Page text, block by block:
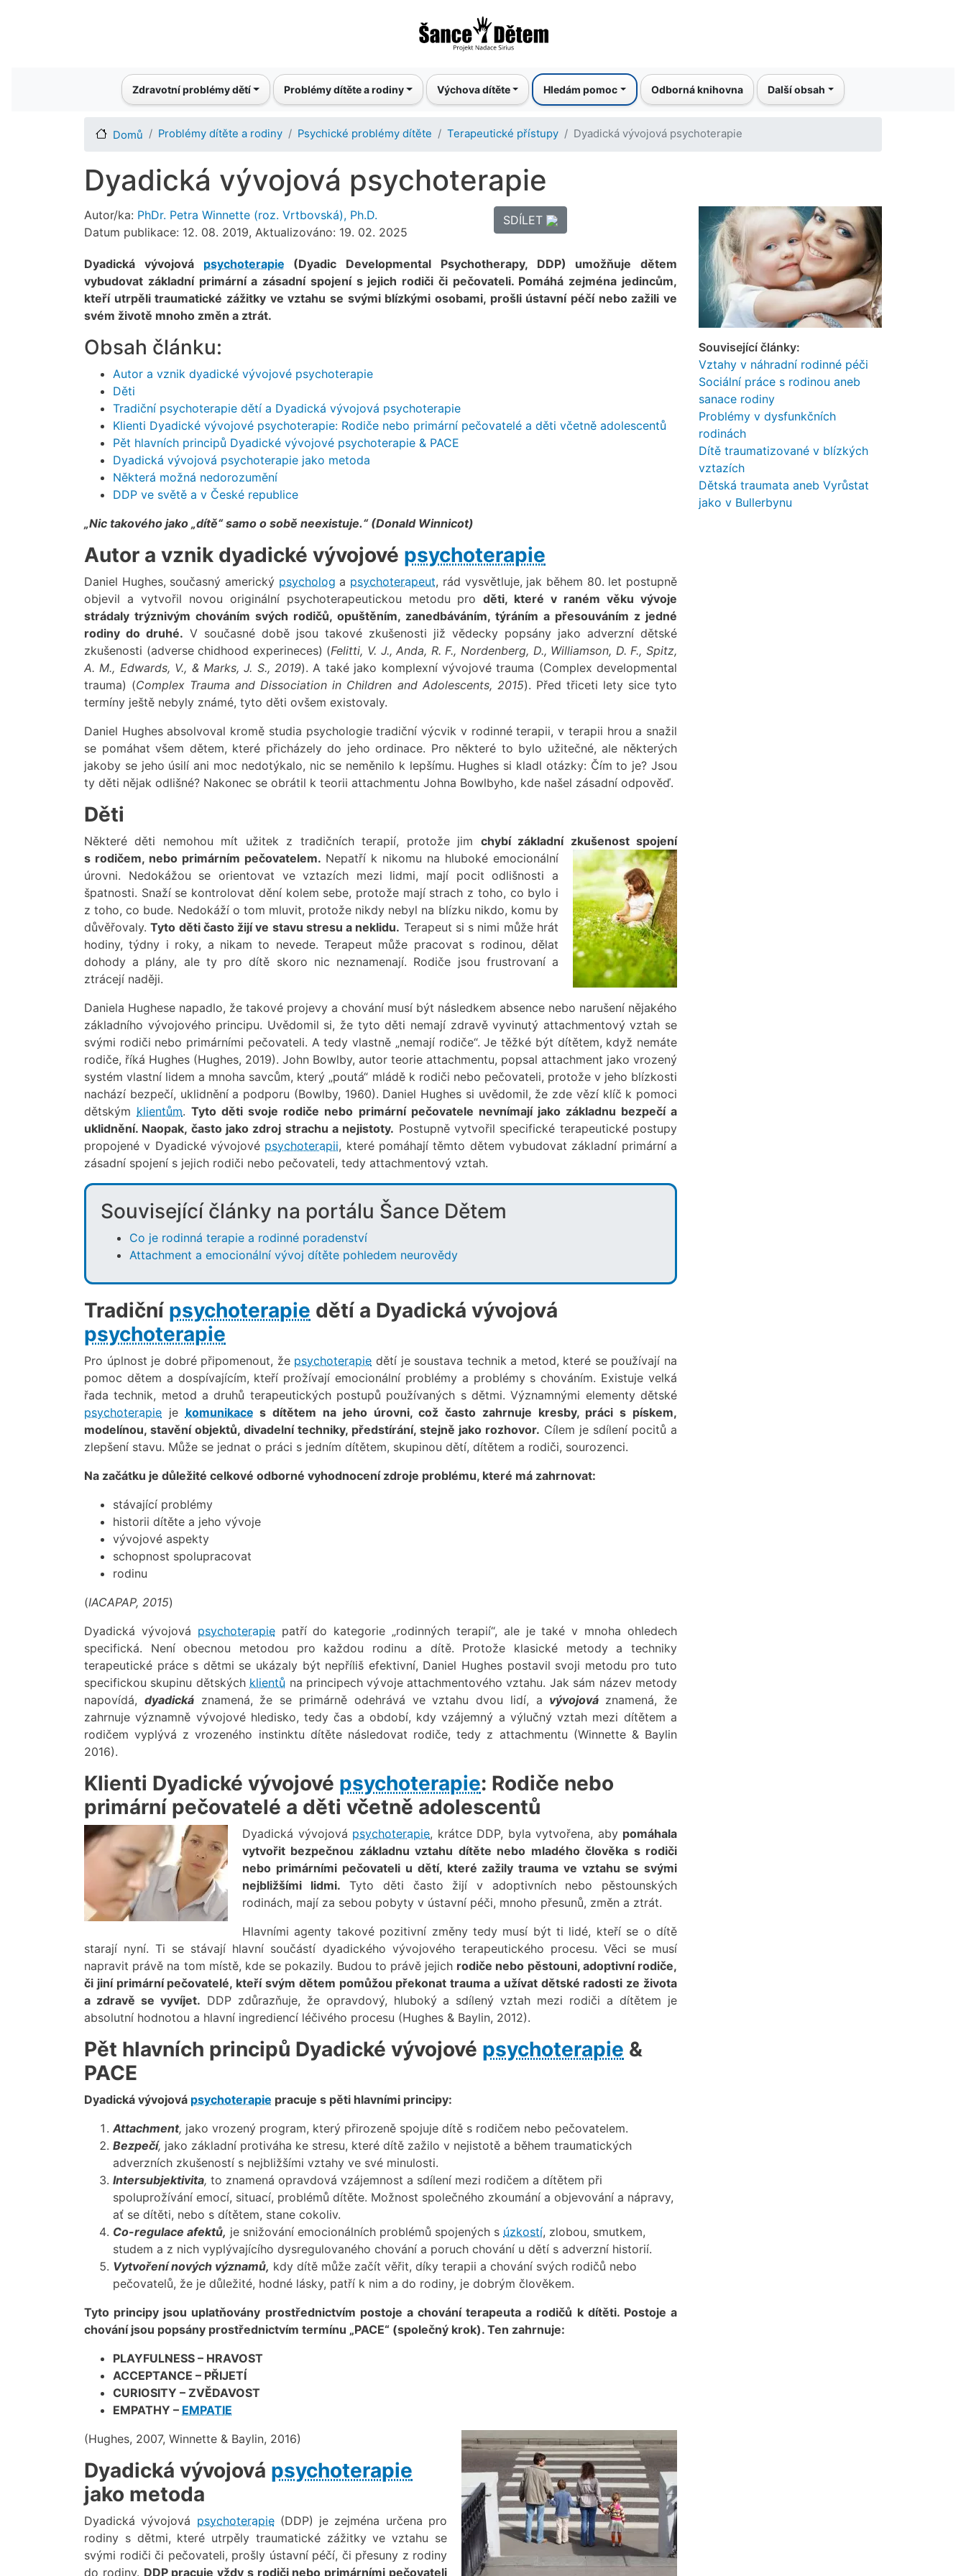
k
hlavnímu
Main navigationZdravotní problémy dětí Problémy dítěte a rodiny Výchova dítěte Hledám pomoc Odborná knihovna Další obsah
Domů Problémy dítěte a rodiny Psychické problémy dítěte Terapeutické přístupy Dyadická vývojová psychoterapie
Dyadická vývojová psychoterapie
Autor/ka: PhDr. Petra Winnette (roz. Vrtbovská), Ph.D.
Datum publikace: 12. 08. 2019, Aktualizováno: 19. 02. 2025
SDÍLET
Dyadická vývojová psychoterapie (Dyadic Developmental Psychotherapy, DDP) umožňuje dětem
vybudovat základní primární a zásadní spojení s jejich rodiči či pečovateli. Pomáhá zejména jedincům,
kteří utrpěli traumatické zážitky ve vztahu se svými blízkými osobami, prošli ústavní péčí nebo zažili ve
svém životě mnoho změn a ztrát.
Obsah článku:
Autor a vznik dyadické vývojové psychoterapie
Děti
Tradiční psychoterapie dětí a Dyadická vývojová psychoterapie
Klienti Dyadické vývojové psychoterapie: Rodiče nebo primární pečovatelé a děti včetně adolescentů
Pět hlavních principů Dyadické vývojové psychoterapie & PACE
Dyadická vývojová psychoterapie jako metoda
Některá možná nedorozumění
DDP ve světě a v České republice
„Nic takového jako „dítě“ samo o sobě neexistuje.“ (Donald Winnicot)
Autor a vznik dyadické vývojové psychoterapie
Daniel Hughes, současný americký psycholog a psychoterapeut, rád vysvětluje, jak během 80. let postupně
objevil a vytvořil novou originální psychoterapeutickou metodu proděti, které v raném věku vývoje
strádaly trýznivým chováním svých rodičů, opuštěním, zanedbáváním, týráním a přesouváním z jedné
rodiny do druhé. V současné době jsou takové zkušenosti již vědecky popsány jako adverzní dětské
zkušenosti (adverse chidhood experineces) (Felitti, V. J., Anda, R. F., Nordenberg, D., Williamson, D. F., Spitz,
A. M., Edwards, V., & Marks, J. S., 2019). A také jako komplexní vývojové trauma (Complex developmental
trauma) (Complex Trauma and Dissociation in Children and Adolescents, 2015). Před třiceti lety sice tyto
termíny ještě nebyly známé, tyto děti ovšem existovaly.
Daniel Hughes absolvoval kromě studia psychologie tradiční výcvik v rodinné terapii, v terapii hrou a snažil
se pomáhat všem dětem, které přicházely do jeho ordinace. Pro některé to bylo užitečné, ale některých
jakoby se jeho úsilí ani moc nedotýkalo, nic se neměnilo k lepšímu. Hughes si kladl otázky: Čím to je? Jsou
ty děti nějak odlišné? Nakonec se obrátil k teorii attachmentu Johna Bowlbyho, kde našel zásadní odpověď.
Děti
Některé děti nemohou mít užitek z tradičních terapií, protože jim chybí základní zkušenost spojení
s rodičem, nebo primárním pečovatelem. Nepatří k nikomu na hluboké emocionální
úrovni. Nedokážou se orientovat ve vztazích mezi lidmi, mají pocit odlišnosti a
špatnosti. Snaží se kontrolovat dění kolem sebe, protože mají strach z toho, co bylo i
z toho, co bude. Nedokáží o tom mluvit, protože nikdy nebyl na blízku nikdo, komu by
důvěřovaly.Tyto děti často žijí ve stavu stresu a neklidu. Terapeut si s nimi může hrát
hodiny, týdny i roky, a nikam to nevede. Terapeut může pracovat s rodinou, dělat
dohody a plány, ale ty pro dítě skoro nic neznamenají. Rodiče jsou frustrovaní a
ztrácejí naději.
Daniela Hughese napadlo, že takové projevy a chování musí být následkem absence nebo narušení nějakého
základního vývojového principu. Uvědomil si, že tyto děti nemají zdravě vyvinutý attachmentový vztah se
svými rodiči nebo primárními pečovateli. A tedy vlastně „nemají rodiče“. Je těžké být dítětem, když nemáte
rodiče, říká Hughes (Hughes, 2019). John Bowlby, autor teorie attachmentu, popsal attachment jako vrozený
systém vlastní lidem a mnoha savcům, který „poutá“ mládě k rodiči nebo pečovateli, protože v jeho blízkosti
nachází bezpečí, uklidnění a podporu (Bowlby, 1960). Daniel Hughes si uvědomil, že zde vězí klíč k pomoci
dětským klientům.Tyto děti svoje rodiče nebo primární pečovatele nevnímají jako základnu bezpečí a
uklidnění. Naopak, často jako zdroj strachu a nejistoty. Postupně vytvořil specifické terapeutické postupy
propojené v Dyadické vývojové psychoterapii, které pomáhají těmto dětem vybudovat základní primární a
zásadní spojení s jejich rodiči nebo pečovateli, tedy attachmentový vztah.
Související články na portálu Šance Dětem
Co je rodinná terapie a rodinné poradenství
Attachment a emocionální vývoj dítěte pohledem neurovědy
Tradiční psychoterapie dětí a Dyadická vývojová
psychoterapie
Pro úplnost je dobré připomenout, že psychoterapie dětí je soustava technik a metod, které se používají na
pomoc dětem a dospívajícím, kteří prožívají emocionální problémy a problémy s chováním. Existuje velká
řada technik, metod a druhů terapeutických postupů používaných s dětmi. Významnými elementy dětské
psychoterapie je komunikace s dítětem na jeho úrovni, což často zahrnuje kresby, práci s pískem,
modelínou, stavění objektů, divadelní techniky, předstírání, stejně jako rozhovor. Cílem je sdílení pocitů a
zlepšení stavu. Může se jednat o práci s jedním dítětem, skupinou dětí, dítětem a rodiči, sourozenci.
Na začátku je důležité celkové odborné vyhodnocení zdroje problému, které má zahrnovat:
stávající problémy
historii dítěte a jeho vývoje
vývojové aspekty
schopnost spolupracovat
rodinu
(IACAPAP, 2015)
Dyadická vývojová psychoterapiepatří do kategorie „rodinných terapií“, ale je také v mnoha ohledech
specifická. Není obecnou metodou pro každou rodinu a dítě. Protože klasické metody a techniky
terapeutické práce s dětmi se ukázaly být nepříliš efektivní, Daniel Hughes postavil svoji metodu pro tuto
specifickou skupinu dětských klientů na principech vývoje attachmentového vztahu. Jak sám název metody
napovídá, dyadickáznamená, že se primárně odehrává ve vztahu dvou lidí, a vývojová znamená, že
zahrnuje významně vývojové hledisko, tedy čas a období, kdy vzájemný a výlučný vztah mezi dítětem a
rodičem vyplývá z vrozeného instinktu dítěte následovat rodiče, tedy z attachmentu (Winnette & Baylin
2016).
Klienti Dyadické vývojové psychoterapie: Rodiče nebo
primární pečovatelé a děti včetně adolescentů
Dyadická vývojová psychoterapie, krátce DDP, byla vytvořena, aby pomáhala
vytvořit bezpečnou základnu vztahu dítěte nebo mladého člověka s rodiči
nebo primárními pečovateli u dětí, které zažily trauma ve vztahu se svými
nejbližšími lidmi. Tyto děti často žijí v adoptivních nebo pěstounských
rodinách, mají za sebou pobyty v ústavní péči, mnoho přesunů, změn a ztrát.
Hlavními agenty takové pozitivní změny tedy musí být ti lidé, kteří se o dítě
starají nyní. Ti se stávají hlavní součástí dyadického vývojového terapeutického procesu. Věci se musí
napravit právě na tom místě, kde se pokazily. Budou to právě jejich rodiče nebo pěstouni, adoptivní rodiče,
či jiní primární pečovatelé, kteří svým dětem pomůžou překonat trauma a užívat dětské radosti ze života
a zdravě se vyvíjet. DDP zdůrazňuje, že opravdový, hluboký a sdílený vztah mezi rodiči a dítětem je
absolutní hodnotou a hlavní ingrediencí léčivého procesu (Hughes & Baylin, 2012).
Pět hlavních principů Dyadické vývojové psychoterapie &
PACE
Dyadická vývojová psychoterapie pracuje s pěti hlavními principy:
Attachment, jako vrozený program, který přirozeně spojuje dítě s rodičem nebo pečovatelem.
Bezpečí, jako základní protiváha ke stresu, které dítě zažilo v nejistotě a během traumatických
adverzních zkušeností s nejbližšími vztahy ve své minulosti.
Intersubjektivita, to znamená opravdová vzájemnost a sdílení mezi rodičem a dítětem při
spoluprožívání emocí, situací, problémů dítěte. Možnost společného zkoumání a objevování a nápravy,
ať se dítěti, nebo s dítětem, stane cokoliv.
Co-regulace afektů, je snižování emocionálních problémů spojených s úzkostí, zlobou, smutkem,
studem a z nich vyplývajícího dysregulovaného chování a poruch chování u dětí s adverzní historií.
Vytvoření nových významů, kdy dítě může začít věřit, díky terapii a chování svých rodičů nebo
pečovatelů, že je důležité, hodné lásky, patří k nim a do rodiny, je dobrým člověkem.
Tyto principy jsou uplatňovány prostřednictvím postoje a chování terapeuta a rodičů k dítěti. Postoje a
chování jsou popsány prostřednictvím termínu „PACE“ (společný krok). Ten zahrnuje:
PLAYFULNESS – HRAVOST
ACCEPTANCE – PŘIJETÍ
CURIOSITY – ZVĚDAVOST
EMPATHY – EMPATIE
(Hughes, 2007, Winnette & Baylin, 2016)
Dyadická vývojová psychoterapie
jako metoda
Dyadická vývojová psychoterapie(DDP) je zejména určena pro
rodiny s dětmi, které utrpěly traumatické zážitky ve vztahu se
svými rodiči či pečovateli, prošly ústavní péčí, či přesuny z rodiny
do rodiny. DDP pracuje vždy s rodiči nebo primárními pečovateli
Související články:
Vztahy v náhradní rodinné péči
Sociální práce s rodinou aneb
sanace rodiny
Problémy v dysfunkčních
rodinách
Dítě traumatizované v blízkých
vztazích
Dětská traumata aneb Vyrůstat
jako v Bullerbynu